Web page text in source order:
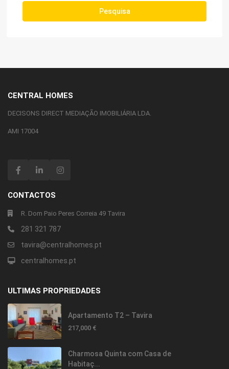
Pesquisa
CENTRAL HOMES
DECISONS DIRECT MEDIAÇÃO IMOBILIÁRIA LDA.
AMI 17004
CONTACTOS
R. Dom Paio Peres Correia 49 Tavira
281 321 787
tavira@centralhomes.pt
centralhomes.pt
ULTIMAS PROPRIEDADES
Apartamento T2 – Tavira
217,000 €
Charmosa Quinta com Casa de
Habitaç...